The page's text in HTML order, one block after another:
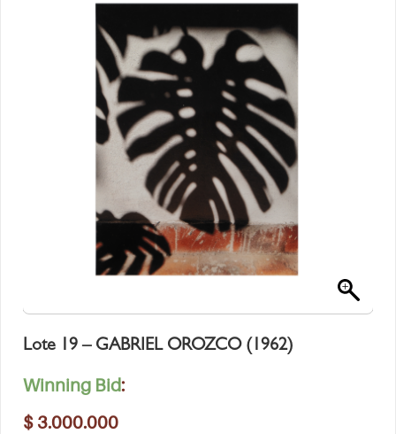
Lote 19 – GABRIEL OROZCO (1962)
Winning Bid:
$ 3.000.000